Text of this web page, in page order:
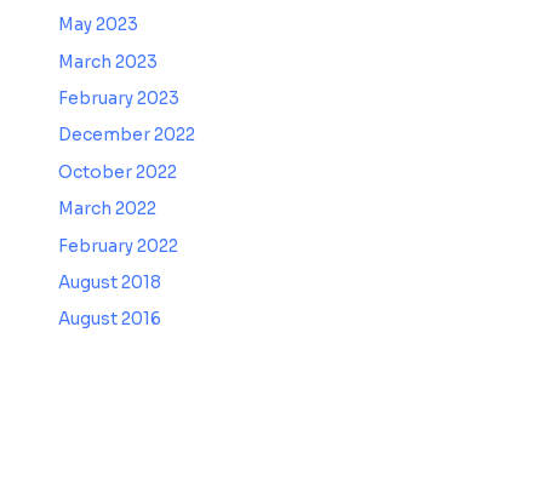
May 2023
March 2023
February 2023
December 2022
October 2022
March 2022
February 2022
August 2018
August 2016